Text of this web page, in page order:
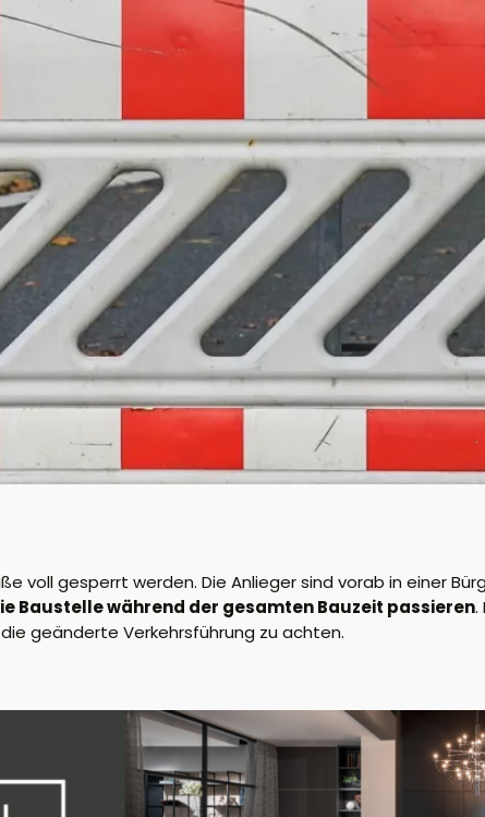
voll gesperrt werden. Die Anlieger sind vorab in einer
Baustelle während der gesamten Bauzeit passieren.
geänderte Verkehrsführung zu achten.